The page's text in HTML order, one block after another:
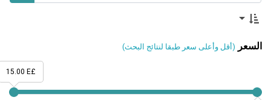
السعر (أقل وأعلى سعر طبقا لنتائج البحث)
15.00 E£